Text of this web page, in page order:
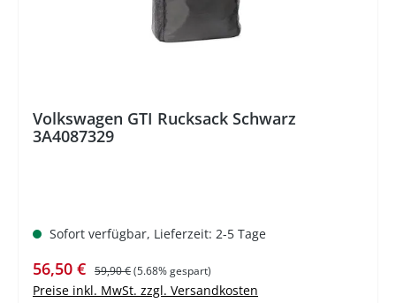
Volkswagen GTI Rucksack Schwarz
3A4087329
Sofort verfügbar, Lieferzeit: 2-5 Tage
Verkaufspreis:
56,50 € Regulärer Preis:
59,90 €(5.68% gespart)
Preise inkl. MwSt. zzgl. Versandkosten